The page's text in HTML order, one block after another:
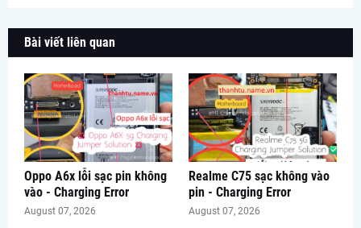
Bài viết liên quan
Oppo A6x lỗi sạc pin không
vào - Charging Error
August 07, 2026
Realme C75 sạc không vào
pin - Charging Error
August 07, 2026